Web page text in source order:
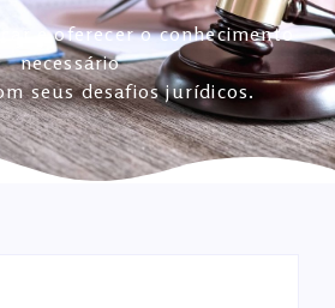
e oferecer o conhecimento
necessário
seus desafios jurídicos.